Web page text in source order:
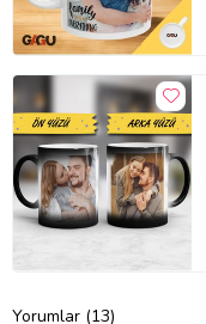
Yorumlar (13)